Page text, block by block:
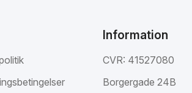
Information
CVR: 41527080
Borgergade 24B